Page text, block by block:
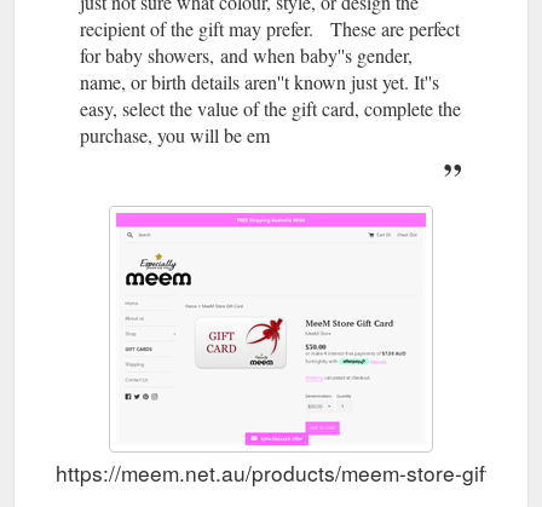
recipient of the gift may prefer. These are perfect
for baby showers, and when baby''s gender,
name, or birth details aren''t known just yet. It''s
easy, select the value of the gift card, complete the
purchase, you will be em
https://meem.net.au/products/meem-store-gift-